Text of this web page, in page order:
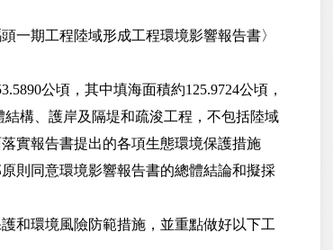
期工程陸域形成工程環境影響報告書〉
公頃，其中填海面積約125.9724公頃，
構、護岸及隔堤和疏浚工程，不包括陸域
實報告書提出的各項生態環境保護措施
則同意環境影響報告書的總體結論和擬採
環境風險防範措施，並重點做好以下工